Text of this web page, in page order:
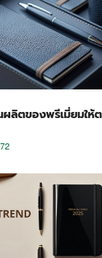
ผลิตของพรีเมี่ยมให้